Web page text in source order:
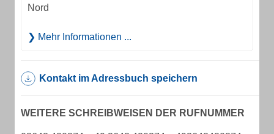
Nord
Mehr Informationen ...
Kontakt im Adressbuch speichern
WEITERE SCHREIBWEISEN DER RUFNUMMER